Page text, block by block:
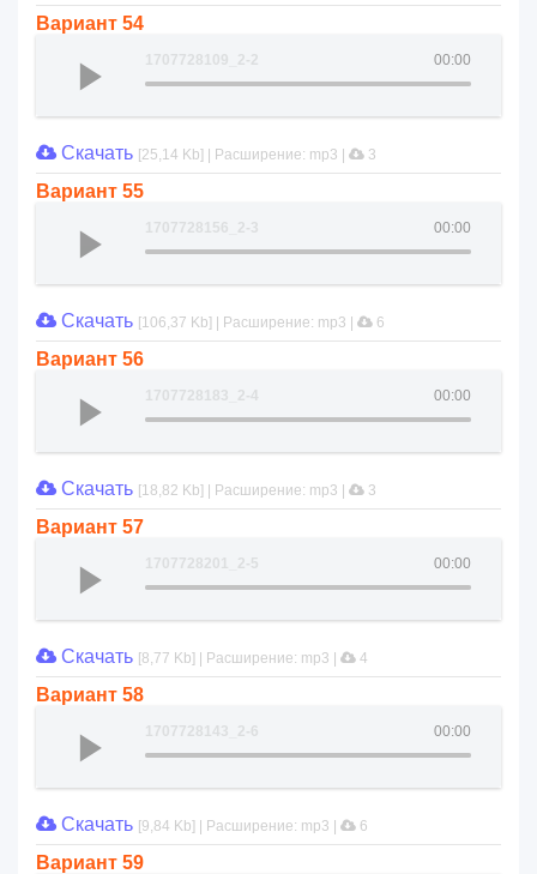
Вариант 54
00:00
1707728109_2-2
Скачать [25,14 Kb] | Расширение: mp3 | 3
Вариант 55
00:00
1707728156_2-3
Скачать [106,37 Kb] | Расширение: mp3 | 6
Вариант 56
00:00
1707728183_2-4
Скачать [18,82 Kb] | Расширение: mp3 | 3
Вариант 57
00:00
1707728201_2-5
Скачать [8,77 Kb] | Расширение: mp3 | 4
Вариант 58
00:00
1707728143_2-6
Скачать [9,84 Kb] | Расширение: mp3 | 6
Вариант 59